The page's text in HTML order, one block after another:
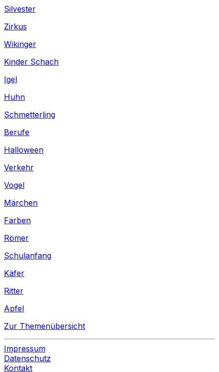
Silvester
Zirkus
Wikinger
Kinder Schach
Igel
Huhn
Schmetterling
Berufe
Halloween
Verkehr
Vogel
Märchen
Farben
Römer
Schulanfang
Käfer
Ritter
Apfel
Zur Themenübersicht
Impressum
Datenschutz
Kontakt